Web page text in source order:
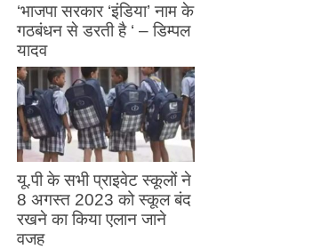
‘भाजपा सरकार ‘इंडिया’ नाम के
गठबंधन से डरती है ‘ – डिम्पल
यादव
August 26, 2023
यू.पी के सभी प्राइवेट स्कूलों ने
8 अगस्त 2023 को स्कूल बंद
रखने का किया एलान जाने
वजह